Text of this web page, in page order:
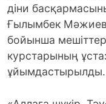
діни
Ғылымбек
бойынша
курстарының
ұйымдастырылды.